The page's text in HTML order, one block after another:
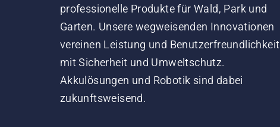
professionelle Produkte für Wald, Park und
Garten. Unsere wegweisenden Innovationen
vereinen Leistung und Benutzerfreundlichkeit
mit Sicherheit und Umweltschutz.
Akkulösungen und Robotik sind dabei
zukunftsweisend.